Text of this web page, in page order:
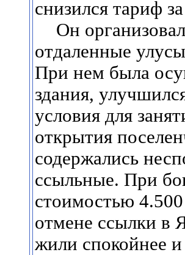
снизился тариф
Он
отдаленные
При нем была
здания,
условия для
открытия
содержались
ссыльные. При
стоимостью
отмене ссылки в
жили спокойнее